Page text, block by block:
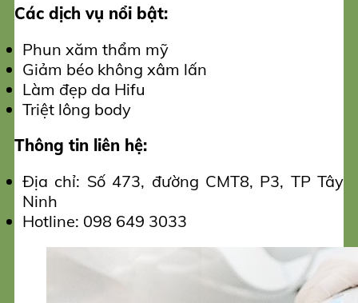
Các dịch vụ nổi bật:
Phun xăm thẩm mỹ
Giảm béo không xâm lấn
Làm đẹp da Hifu
Triệt lông body
Thông tin liên hệ:
Địa chỉ: Số 473, đường CMT8, P3, TP Tây
Ninh
Hotline: 098 649 3033